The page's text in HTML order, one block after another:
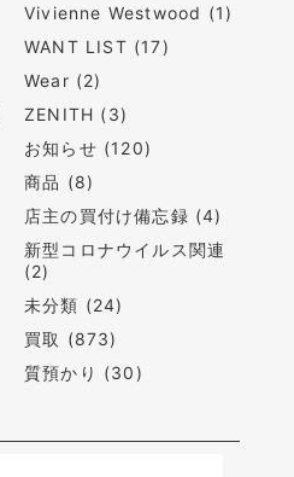
Vivienne Westwood (1)
WANT LIST (17)
Wear (2)
ZENITH (3)
お知らせ (120)
商品 (8)
店主の買付け備忘録 (4)
新型コロナウイルス関連
(2)
未分類 (24)
買取 (873)
質預かり (30)